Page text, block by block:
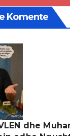
Komente
dhe